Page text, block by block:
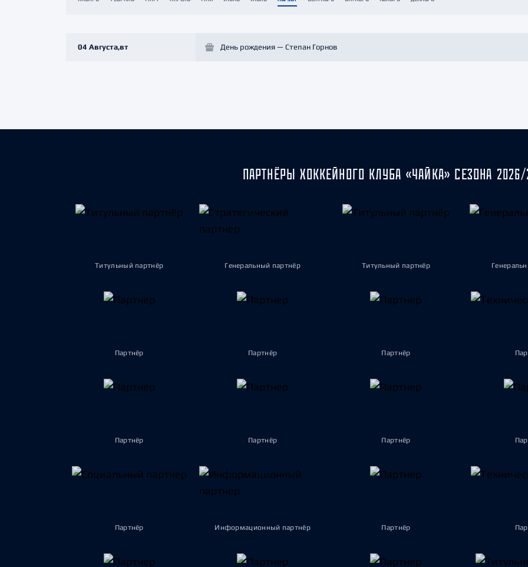
Салават Юлаев
04 Августа,вт День рождения — Степан Горнов
ПАРТНЁРЫ ХОККЕЙНОГО КЛУБА «ЧАЙКА» СЕЗОНА 2026/
Титульный партнёр Генеральный партнёр Титульный партнёр
Партнёр Партнёр Партнёр
Партнёр Партнёр Партнёр
Партнёр Информационный партнёр Партнёр